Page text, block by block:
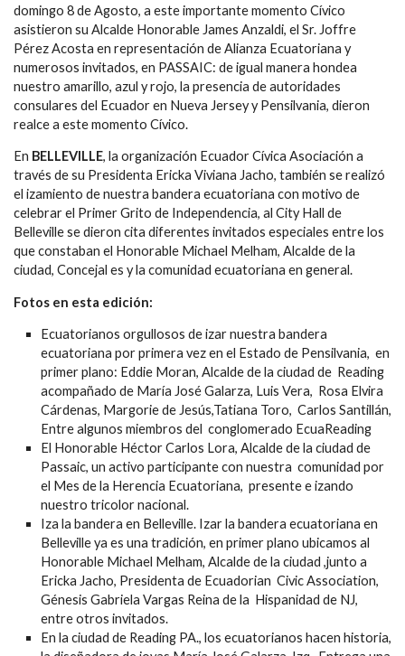
domingo 8 de Agosto, a este importante momento Cívico
asistieron su Alcalde Honorable James Anzaldi, el Sr. Joffre
Pérez Acosta en representación de Alianza Ecuatoriana y
numerosos invitados, en PASSAIC: de igual manera hondea
nuestro amarillo, azul y rojo, la presencia de autoridades
consulares del Ecuador en Nueva Jersey y Pensilvania, dieron
realce a este momento Cívico.
En BELLEVILLE, la organización Ecuador Cívica Asociación a
través de su Presidenta Ericka Viviana Jacho, también se realizó
el izamiento de nuestra bandera ecuatoriana con motivo de
celebrar el Primer Grito de Independencia, al City Hall de
Belleville se dieron cita diferentes invitados especiales entre los
que constaban el Honorable Michael Melham, Alcalde de la
ciudad, Concejal es y la comunidad ecuatoriana en general.
Fotos en esta edición:
Ecuatorianos orgullosos de izar nuestra bandera
ecuatoriana por primera vez en el Estado de Pensilvania, en
primer plano: Eddie Moran, Alcalde de la ciudad de Reading
acompañado de María José Galarza, Luis Vera, Rosa Elvira
Cárdenas, Margorie de Jesús,Tatiana Toro, Carlos Santillán,
Entre algunos miembros del conglomerado EcuaReading
El Honorable Héctor Carlos Lora, Alcalde de la ciudad de
Passaic, un activo participante con nuestra comunidad por
el Mes de la Herencia Ecuatoriana, presente e izando
nuestro tricolor nacional.
Iza la bandera en Belleville. Izar la bandera ecuatoriana en
Belleville ya es una tradición, en primer plano ubicamos al
Honorable Michael Melham, Alcalde de la ciudad ,junto a
Ericka Jacho, Presidenta de Ecuadorian Civic Association,
Génesis Gabriela Vargas Reina de la Hispanidad de NJ,
entre otros invitados.
En la ciudad de Reading PA., los ecuatorianos hacen historia,